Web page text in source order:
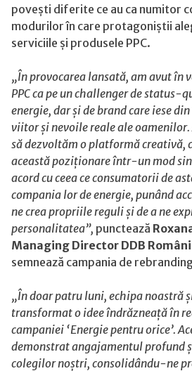
povești diferite ce au ca numitor
modurilor în care protagoniștii
serviciile și produsele PPC.
„În provocarea lansată, am avut în
PPC ca pe un challenger de status-
energie, dar și de brand care iese
viitor și nevoile reale ale
să dezvoltăm o platformă creativă,
această poziționare într-un mod
acord cu ceea ce consumatorii de
compania lor de energie, punând
ne crea propriile reguli și de a ne
personalitatea”, punctează
Managing Director DDB
semnează campania de
„În doar patru luni, echipa noastră
transformat o idee îndrăzneață în
campaniei ‘Energie pentru orice’.
demonstrat angajamentul profund
colegilor noștri, consolidându-ne